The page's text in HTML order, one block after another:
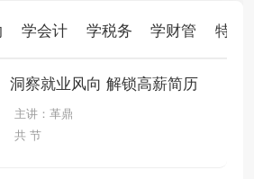
学会计 学税务 学财管 特训
洞察就业风向 解锁高薪简历
主讲：革鼎
共 节